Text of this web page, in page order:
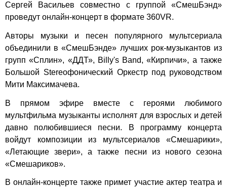
Сергей Васильев совместно с группой «СмешБэнд»
проведут онлайн-концерт в формате 360VR.
Авторы музыки и песен популярного мультсериала
объединили в «СмешБэнде» лучших рок-музыкантов из
групп «Сплин», «ДДТ», Billy's Band, «Кирпичи», а также
Большой Stereoфонический Оркестр под руководством
Мити Максимачева.
В прямом эфире вместе с героями любимого
мультфильма музыканты исполнят для взрослых и детей
давно полюбившиеся песни. В программу концерта
войдут композиции из мультсериалов «Смешарики»,
«Летающие звери», а также песни из нового сезона
«Смешариков».
В онлайн-концерте также примет участие актер театра и